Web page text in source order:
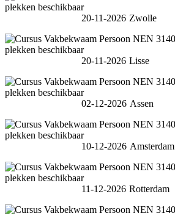
20-11-2026 Zwolle
20-11-2026 Lisse
02-12-2026 Assen
10-12-2026 Amsterdam
11-12-2026 Rotterdam